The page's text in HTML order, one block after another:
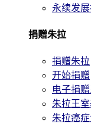
永续发
捐赠朱拉
捐赠朱拉
开始捐赠
电子捐
朱拉王
朱拉癌